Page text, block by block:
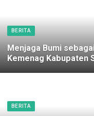
BERITA
Menjaga Bumi
Kemenag Kabupaten
BERITA